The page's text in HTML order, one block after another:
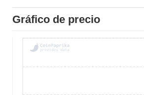
Gráfico de precio